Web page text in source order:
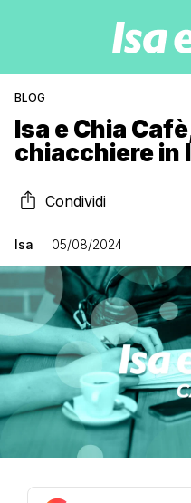
BLOG
Isa e Chia
chiacchiere
Condividi
Isa 05/08/2024